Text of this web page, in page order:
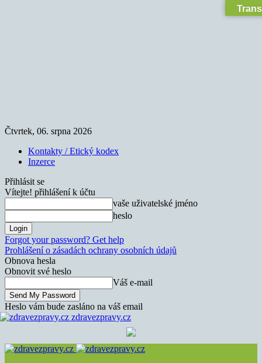
Čtvrtek, 06. srpna 2026
Kontakty / Etický kodex
Inzerce
Přihlásit se
Vítejte! přihlášení k účtu
vaše uživatelské jméno
heslo
Forgot your password? Get help
Prohlášení o zásadách ochrany osobních údajů
Obnova hesla
Obnovit své heslo
Váš e-mail
Heslo vám bude zasláno na váš email
zdravezpravy.cz